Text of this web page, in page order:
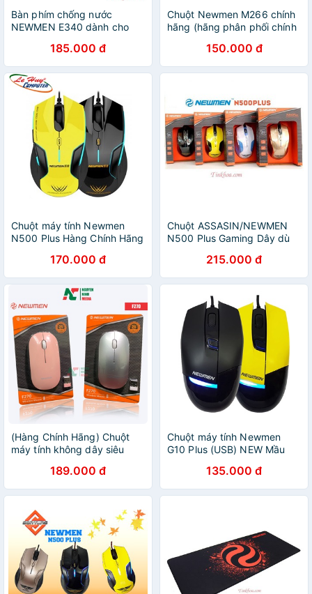
Bàn phím chống nước
NEWMEN E340 dành cho
185.000 đ
Chuột Newmen M266 chính
hãng (hãng phân phối chính
150.000 đ
Chuột máy tính Newmen
N500 Plus Hàng Chính Hãng
170.000 đ
Chuột ASSASIN/NEWMEN
N500 Plus Gaming Dây dù
215.000 đ
(Hàng Chính Hãng) Chuột
máy tính không dây siêu
Hành 24 Tháng
189.000 đ
Chuột máy tính Newmen
G10 Plus (USB) NEW Mầu
135.000 đ